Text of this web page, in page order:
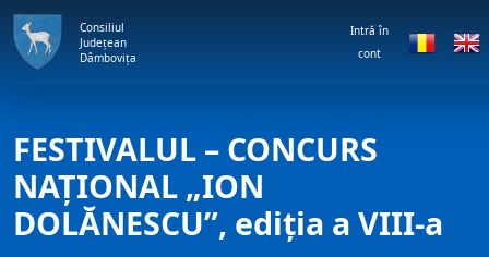
Consiliul
Județean
Dâmbovița
Intră în
cont
FESTIVALUL – CONCURS
NAŢIONAL „ION
DOLĂNESCU”, ediția a VIII-a